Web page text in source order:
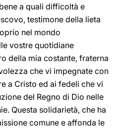
a quali difficoltà e
testimone della lieta
nel mondo
vostre quotidiane
della mia costante, fraterna
che vi impegnate con
a Cristo ed ai fedeli che vi
del Regno di Dio nelle
Questa solidarietà, che ha
comune e affonda le